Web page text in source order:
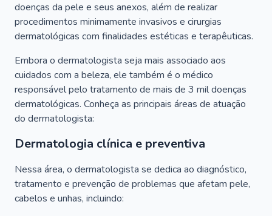
doenças da pele e seus anexos, além de realizar
procedimentos minimamente invasivos e cirurgias
dermatológicas com finalidades estéticas e terapêuticas.
Embora o dermatologista seja mais associado aos
cuidados com a beleza, ele também é o médico
responsável pelo tratamento de mais de 3 mil doenças
dermatológicas. Conheça as principais áreas de atuação
do dermatologista:
Dermatologia clínica e preventiva
Nessa área, o dermatologista se dedica ao diagnóstico,
tratamento e prevenção de problemas que afetam pele,
cabelos e unhas, incluindo: